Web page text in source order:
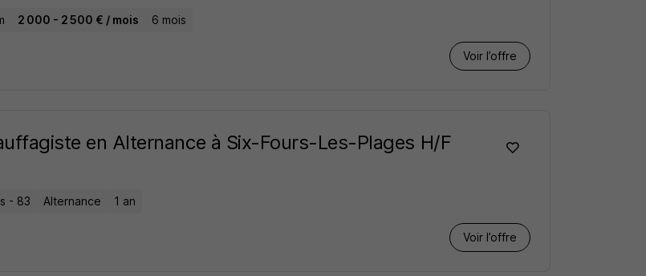
2 000 - 2 500 € / mois 6 mois
Voir l’offre
en Alternance à Six-Fours-Les-Plages H/F
- 83 Alternance 1 an
Voir l’offre